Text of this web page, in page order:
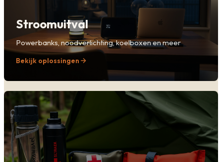
Stroomuitval
Powerbanks, noodverlichting, koelboxen en meer
Bekijk oplossingen